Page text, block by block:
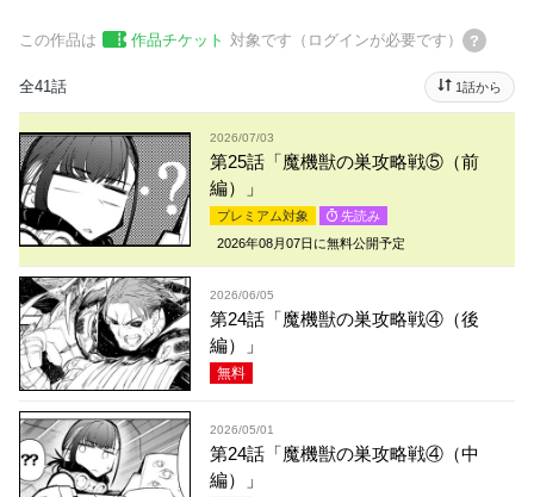
この作品は 作品チケット 対象です（ログインが必要です）
全41話 1話から
2026/07/03
第25話「魔機獣の巣攻略戦⑤（前
編）」
プレミアム対象
先読み
2026年08月07日 に無料公開予定
2026/06/05
第24話「魔機獣の巣攻略戦④（後
編）」
無料
2026/05/01
第24話「魔機獣の巣攻略戦④（中
編）」